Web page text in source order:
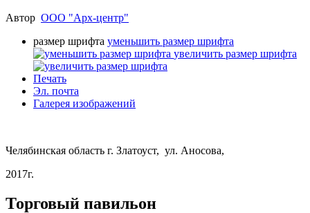
Автор ООО "Арх-центр"
размер шрифта уменьшить размер шрифта
увеличить размер шрифта
Печать
Эл. почта
Галерея изображений
Челябинская область г. Златоуст, ул. Аносова,
2017г.
Торговый павильон